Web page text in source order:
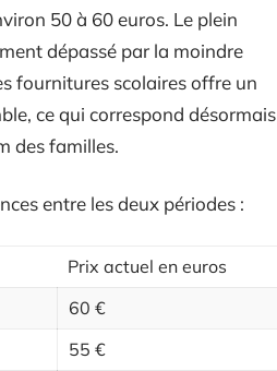
50 à 60 euros. Le plein
dépassé par la moindre
fournitures scolaires offre un
ce qui correspond désormais
des familles.
entre les deux périodes :
Prix actuel en euros
60 €
55 €